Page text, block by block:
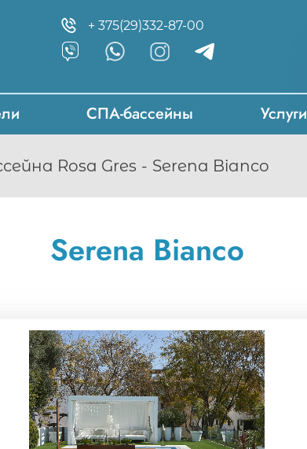
+ 375(29)332-87-00
СПА-бассейны Услуги
Rosa Gres Serena Bianco
Serena Bianco